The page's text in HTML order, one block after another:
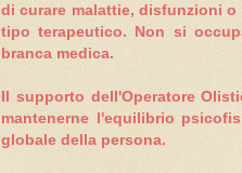
di curare malattie, disfunzioni o
tipo terapeutico. Non si
branca medica.
Il supporto dell'Operatore
mantenerne l'equilibrio
globale della persona.